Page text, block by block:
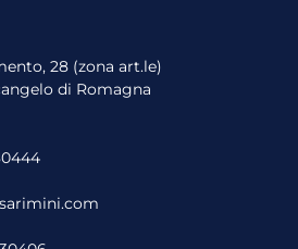
28 (zona art.le)
di Romagna